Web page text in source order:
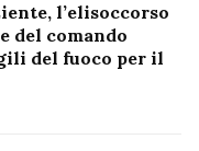
l’elisoccorso
del comando
del fuoco per il